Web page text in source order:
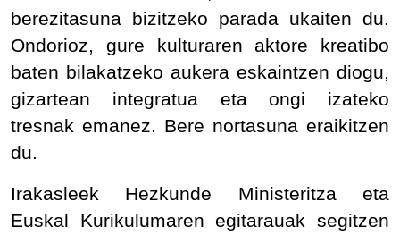
berezitasuna bizitzeko parada ukaiten du.
Ondorioz, gure kulturaren aktore kreatibo
baten bilakatzeko aukera eskaintzen diogu,
gizartean integratua eta ongi izateko
tresnak emanez. Bere nortasuna eraikitzen
du.
Irakasleek Hezkunde Ministeritza eta
Euskal Kurikulumaren egitarauak segitzen